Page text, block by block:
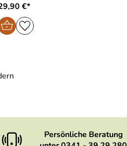
€*
Persönliche Beratung